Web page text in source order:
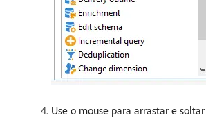
Use o mouse para arrastar e